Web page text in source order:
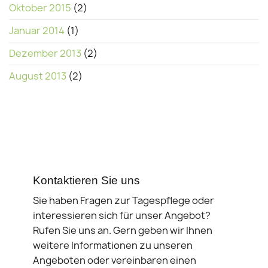
Oktober 2015 (2)
Januar 2014 (1)
Dezember 2013 (2)
August 2013 (2)
Kontaktieren Sie uns
Sie haben Fragen zur Tagespflege oder
interessieren sich für unser Angebot?
Rufen Sie uns an. Gern geben wir Ihnen
weitere Informationen zu unseren
Angeboten oder vereinbaren einen